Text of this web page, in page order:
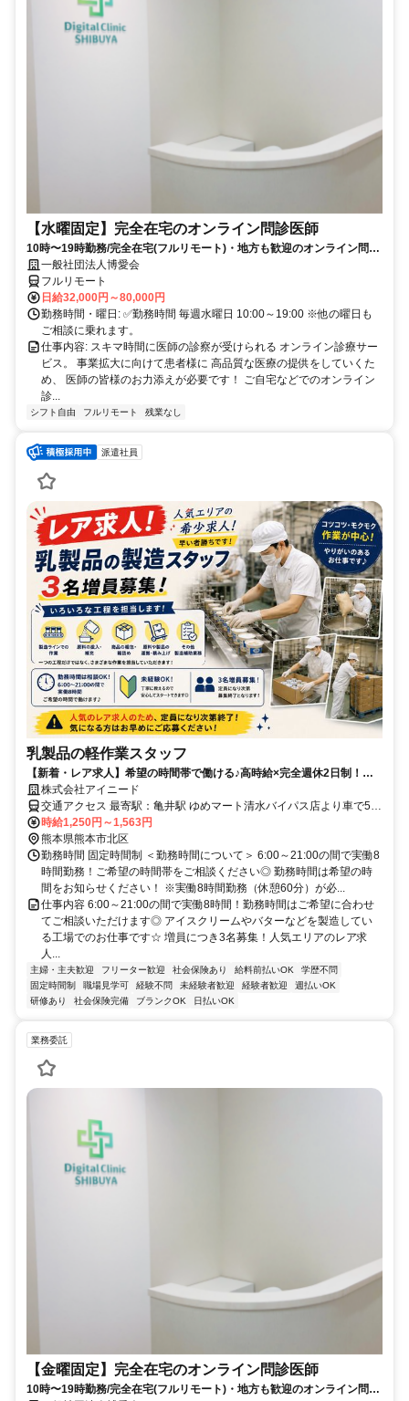
【水曜固定】完全在宅のオンライン問診医師
10時〜19時勤務/完全在宅(フルリモート)・地方も歓迎のオンライン問診
業務一般社団法人博愛会
フルリモート
日給32,000円～80,000円
勤務時間・曜日: ✅勤務時間 毎週水曜日 10:00～19:00 ※他の曜日も
ご相談に乗れます。
仕事内容: スキマ時間に医師の診察が受けられる オンライン診療サー
ビス。 事業拡大に向けて患者様に 高品質な医療の提供をしていくた
め、 医師の皆様のお力添えが必要です！ ご自宅などでのオンライン
診...
シフト自由 フルリモート 残業なし
派遣社員
乳製品の軽作業スタッフ
【新着・レア求人】希望の時間帯で働ける♪高時給×完全週休2日制！未
経験歓迎◎アイスクリームなどの製造スタッフ☆
株式会社アイニード
交通アクセス 最寄駅：亀井駅 ゆめマート清水バイパス店より車で5分
程 ＊車通勤OK,転勤なし
時給1,250円～1,563円
熊本県熊本市北区
勤務時間 固定時間制 ＜勤務時間について＞ 6:00～21:00の間で実働8
時間勤務！ご希望の時間帯をご相談ください◎ 勤務時間は希望の時
間をお知らせください！ ※実働8時間勤務（休憩60分）が必...
仕事内容 6:00～21:00の間で実働8時間！勤務時間はご希望に合わせ
てご相談いただけます◎ アイスクリームやバターなどを製造してい
る工場でのお仕事です☆ 増員につき3名募集！人気エリアのレア求
人...
主婦・主夫歓迎 フリーター歓迎 社会保険あり 給料前払いOK
学歴不問
固定時間制
職場見学可 経験不問 未経験者歓迎 経験者歓迎
週払いOK
研修あり
社会保険完備 ブランクOK 日払いOK
業務委託
【金曜固定】完全在宅のオンライン問診医師
10時〜19時勤務/完全在宅(フルリモート)・地方も歓迎のオンライン問診